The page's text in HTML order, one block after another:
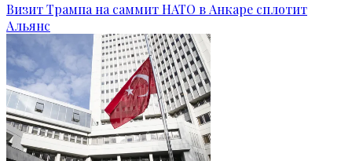
Визит Трампа на саммит НАТО в Анкаре сплотит
Альянс